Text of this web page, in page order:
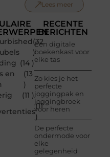
Lees meer
(32
)
(14 )
en
(13
)
(11 )
(11
)
RECENTE
BERICHTEN
Een digitale
boekenkast voor
elke tas
Zo kies je het
perfecte
joggingpak en
joggingbroek
voor heren
De perfecte
ondermode voor
elke
gelegenheid